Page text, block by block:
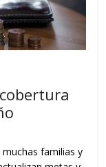
familias y